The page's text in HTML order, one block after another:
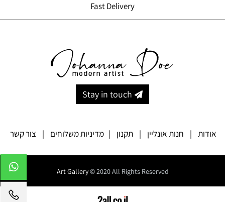
Fast Delivery
Stay in touch
אודות | חנות אונליין | תקנון | מדיניות משלוחים | צור קשר
Art Gallery© 2020 All Rights Reserved